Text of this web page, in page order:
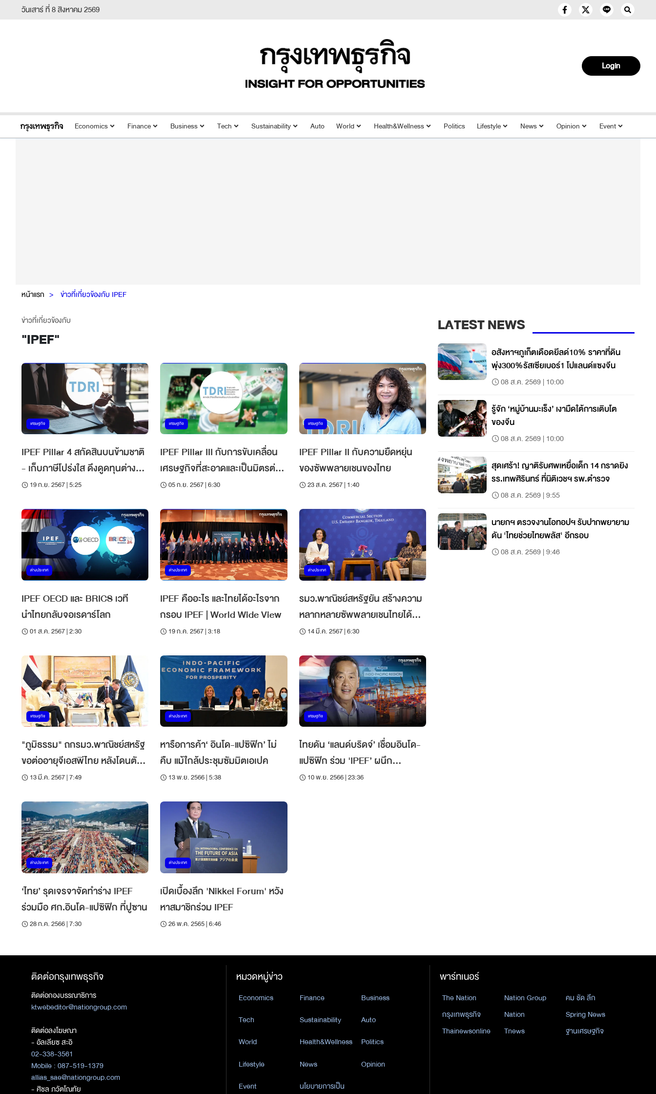
วันเสาร์ ที่ 8 สิงหาคม 2569
Login
Economics Finance Business Tech Sustainability Auto World Health&Wellness Politics Lifestyle News Opinion Event
หน้าแรก ข่าวที่เกี่ยวข้องกับ IPEF
ข่าวที่เกี่ยวข้องกับ
"IPEF"
เศรษฐกิจ
IPEF Pillar 4 สกัดสินบนข้ามชาติ
- เก็บภาษีโปร่งใส ดึงดูดทุนต่าง
ชาติ19 ก.ย. 2567 | 5:25
เศรษฐกิจ
IPEF Pillar III กับการขับเคลื่อน
เศรษฐกิจที่สะอาดและเป็นมิตรต่อ
สิ่งแวดล้อม
05 ก.ย. 2567 | 6:30
เศรษฐกิจ
IPEF Pillar II กับความยืดหยุ่น
ของซัพพลายเชนของไทย
23 ส.ค. 2567 | 1:40
ต่างประเทศ
IPEF OECD และ BRICS เวที
นำไทยกลับจอเรดาร์โลก
01 ส.ค. 2567 | 2:30
ต่างประเทศ
IPEF คืออะไร และไทยได้อะไรจาก
กรอบ IPEF | World Wide View
19 ก.ค. 2567 | 3:18
ต่างประเทศ
รมว.พาณิชย์สหรัฐยัน สร้างความ
หลากหลายซัพพลายเชนไทยได้
ประโยชน์
14 มี.ค. 2567 | 6:30
เศรษฐกิจ
"ภูมิธรรม" ถกรมว.พาณิชย์สหรัฐ
ขอต่ออายุจีเอสพีไทย หลังโดนตัด
ไปตั้งแต่ปี 63
13 มี.ค. 2567 | 7:49
ต่างประเทศ
หารือการค้า‘ อินโด-แปซิฟิก’ ไม่
คืบ แม้ใกล้ประชุมซัมมิตเอเปค
13 พ.ย. 2566 | 5:38
เศรษฐกิจ
ไทยดัน ‘แลนด์บริดจ์’ เชื่อมอินโด-
แปซิฟิก ร่วม 'IPEF’ ผนึก
ซัพพลายเชน 14 ประเทศ
10 พ.ย. 2566 | 23:36
ต่างประเทศ
‘ไทย’ รุดเจรจาจัดทำร่าง IPEF
ร่วมมือ ศก.อินโด-แปซิฟิก ที่ปูซาน
28 ก.ค. 2566 | 7:30
ต่างประเทศ
เปิดเบื้องลึก 'Nikkei Forum' หวัง
หาสมาชิกร่วม IPEF
26 พ.ค. 2565 | 6:46
LATEST NEWS
อสังหาฯภูเก็ตเดือดยีลด์10% ราคาที่ดิน
พุ่ง300%รัสเซียเบอร์1 โปแลนด์แซงจีน
08 ส.ค. 2569 | 10:00
รู้จัก ‘หมู่บ้านมะเร็ง’ เงามืดใต้การเติบโต
ของจีน
08 ส.ค. 2569 | 10:00
สุดเศร้า! ญาติรับศพเหยื่อเด็ก 14 กราดยิง
รร.เทพศิรินทร์ ที่นิติเวชฯ รพ.ตำรวจ
08 ส.ค. 2569 | 9:55
นายกฯ ตรวจงานโอทอปฯ รับปากพยายาม
ดัน 'ไทยช่วยไทยพลัส' อีกรอบ
08 ส.ค. 2569 | 9:46
ติดต่อกรุงเทพธุรกิจ
ติดต่อกองบรรณาธิการ
ktwebeditor@nationgroup.com
ติดต่อลงโฆษณา
- อัลเลียซ สะอิ
02-338-3561
Mobile : 087-519-1379
allias_sae@nationgroup.com
- ศิชล ภวัตโณทัย
หมวดหมู่ข่าว
Economics Finance
Business
Tech
Sustainability
Auto
World
Health&Wellness
Politics
Lifestyle
News
Opinion
Event
นโยบายการเป็น
พาร์ทเนอร์
The Nation Nation Group
คม ชัด ลึก
กรุงเทพธุรกิจ
Nation
Spring News
Thainewsonline
Tnews ฐานเศรษฐกิจ